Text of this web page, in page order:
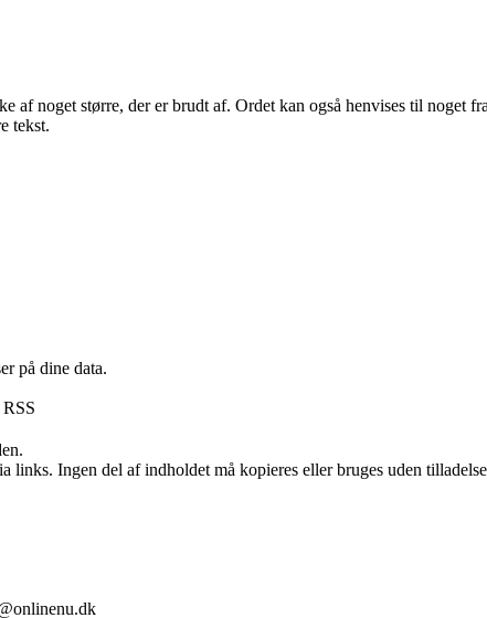
noget større, der er brudt af. Ordet kan også henvises til noget
tekst.
på dine data.
RSS
Ingen del af indholdet må kopieres eller bruges uden